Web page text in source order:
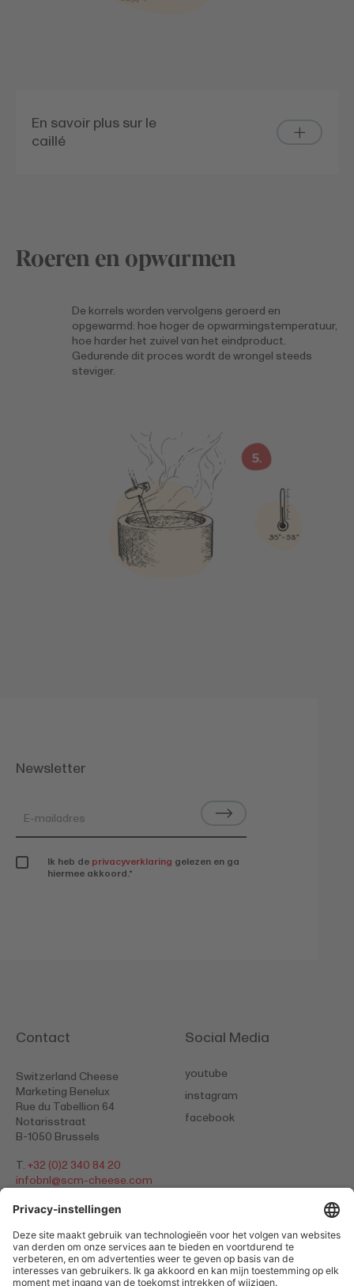
En savoir plus sur le
caillé
Roeren en opwarmen
De korrels worden vervolgens geroerd en
opgewarmd: hoe hoger de opwarmingstemperatuur,
hoe harder het zuivel van het eindproduct.
Gedurende dit proces wordt de wrongel steeds
steviger.
Newsletter
Ik heb de privacyverklaring gelezen en ga
hiermee akkoord.*
Contact
Switzerland Cheese
Marketing Benelux
Rue du Tabellion 64
Notarisstraat
B-1050 Brussels
T. +32 (0)2 340 84 20
​​​​​​​infobnl@scm-cheese.com
Social Media
youtube
instagram
facebook